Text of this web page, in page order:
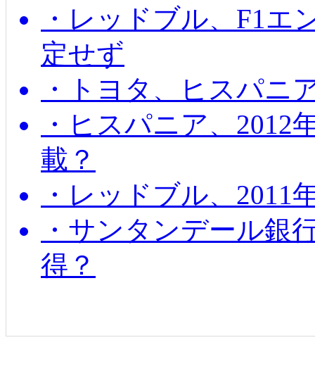
・レッドブル、F1エ
定せず
・トヨタ、ヒスパニ
・ヒスパニア、2012
載？
・レッドブル、2011
・サンタンデール銀
得？